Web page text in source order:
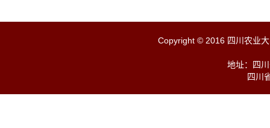
Copyright © 2016 四川农业
地址：四
四川